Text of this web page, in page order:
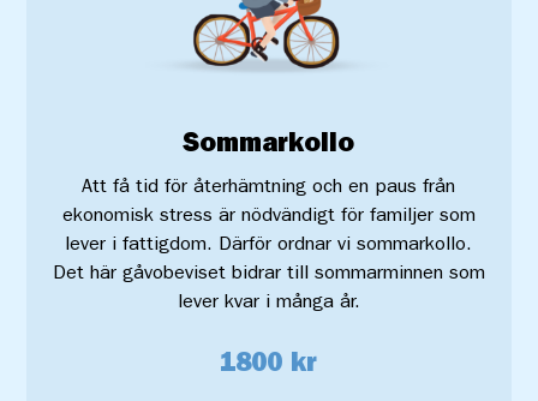
Sommarkollo
Att få tid för återhämtning och en paus från
ekonomisk stress är nödvändigt för familjer som
lever i fattigdom. Därför ordnar vi sommarkollo.
Det här gåvobeviset bidrar till sommarminnen som
lever kvar i många år.
1800 kr